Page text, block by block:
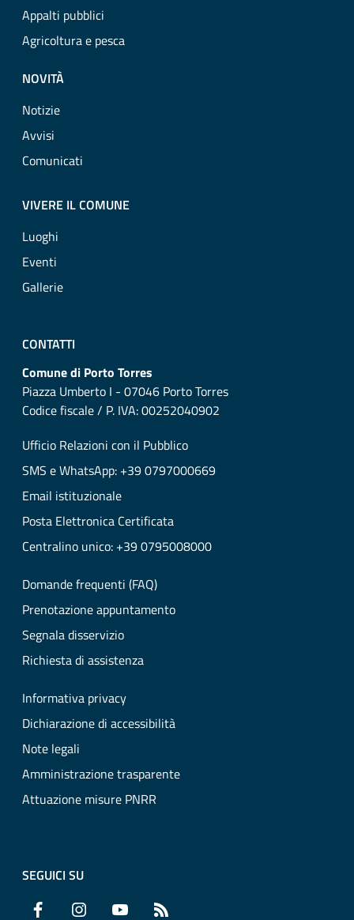
Appalti pubblici
Agricoltura e pesca
NOVITÀ
Notizie
Avvisi
Comunicati
VIVERE IL COMUNE
Luoghi
Eventi
Gallerie
CONTATTI
Comune di Porto Torres
Piazza Umberto I - 07046 Porto Torres
Codice fiscale / P. IVA: 00252040902
Ufficio Relazioni con il Pubblico
SMS e WhatsApp: +39 0797000669
Email istituzionale
Posta Elettronica Certificata
Centralino unico: +39 0795008000
Domande frequenti (FAQ)
Prenotazione appuntamento
Segnala disservizio
Richiesta di assistenza
Informativa privacy
Dichiarazione di accessibilità
Note legali
Amministrazione trasparente
Attuazione misure PNRR
SEGUICI SU
Facebook Instagram YouTube